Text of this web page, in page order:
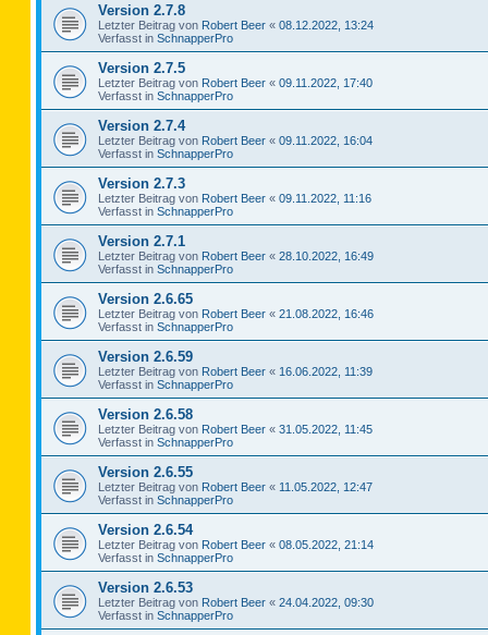
Version 2.7.8
Letzter Beitrag von Robert Beer « 08.12.2022, 13:24
Verfasst in SchnapperPro
Version 2.7.5
Letzter Beitrag von Robert Beer « 09.11.2022, 17:40
Verfasst in SchnapperPro
Version 2.7.4
Letzter Beitrag von Robert Beer « 09.11.2022, 16:04
Verfasst in SchnapperPro
Version 2.7.3
Letzter Beitrag von Robert Beer « 09.11.2022, 11:16
Verfasst in SchnapperPro
Version 2.7.1
Letzter Beitrag von Robert Beer « 28.10.2022, 16:49
Verfasst in SchnapperPro
Version 2.6.65
Letzter Beitrag von Robert Beer « 21.08.2022, 16:46
Verfasst in SchnapperPro
Version 2.6.59
Letzter Beitrag von Robert Beer « 16.06.2022, 11:39
Verfasst in SchnapperPro
Version 2.6.58
Letzter Beitrag von Robert Beer « 31.05.2022, 11:45
Verfasst in SchnapperPro
Version 2.6.55
Letzter Beitrag von Robert Beer « 11.05.2022, 12:47
Verfasst in SchnapperPro
Version 2.6.54
Letzter Beitrag von Robert Beer « 08.05.2022, 21:14
Verfasst in SchnapperPro
Version 2.6.53
Letzter Beitrag von Robert Beer « 24.04.2022, 09:30
Verfasst in SchnapperPro